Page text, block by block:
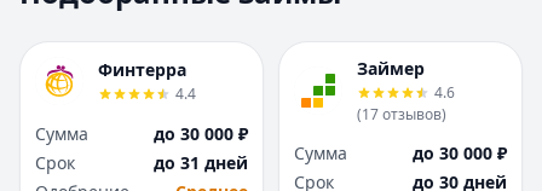
Н
Набережные Челны
Нижний Новгород
Новосибирск
Н
Набережные
Нижний Новгород
Новосибирск
Финтерра
4.4
Сумма
до 30 000 ₽
Срок
до 31 дней
Займер
4.6
(17отзывов)
Сумма
до 30 000 ₽
Срок
до 30 дней